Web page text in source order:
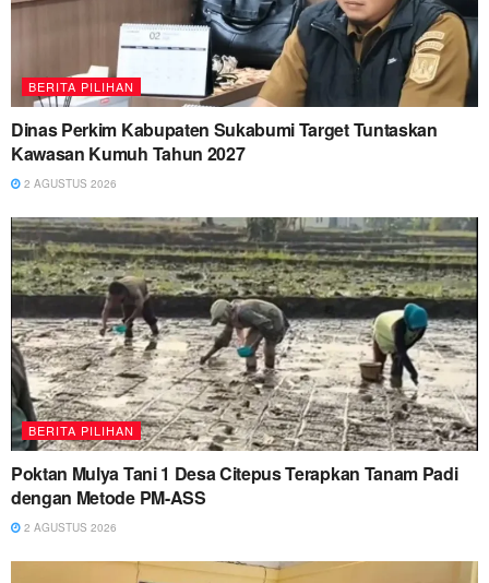
BERITA PILIHAN
Dinas Perkim Kabupaten Sukabumi Target Tuntaskan
Kawasan Kumuh Tahun 2027
2 AGUSTUS 2026
BERITA PILIHAN
Poktan Mulya Tani 1 Desa Citepus Terapkan Tanam Padi
dengan Metode PM-ASS
2 AGUSTUS 2026